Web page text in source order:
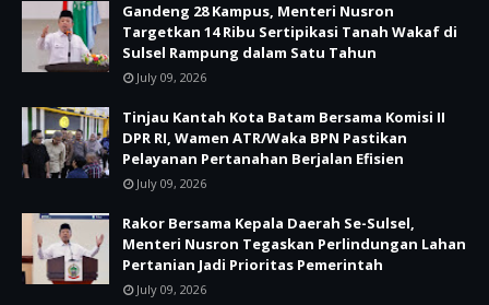
Gandeng 28 Kampus, Menteri Nusron
Targetkan 14 Ribu Sertipikasi Tanah Wakaf di
Sulsel Rampung dalam Satu Tahun
July 09, 2026
Tinjau Kantah Kota Batam Bersama Komisi II
DPR RI, Wamen ATR/Waka BPN Pastikan
Pelayanan Pertanahan Berjalan Efisien
July 09, 2026
Rakor Bersama Kepala Daerah Se-Sulsel,
Menteri Nusron Tegaskan Perlindungan Lahan
Pertanian Jadi Prioritas Pemerintah
July 09, 2026